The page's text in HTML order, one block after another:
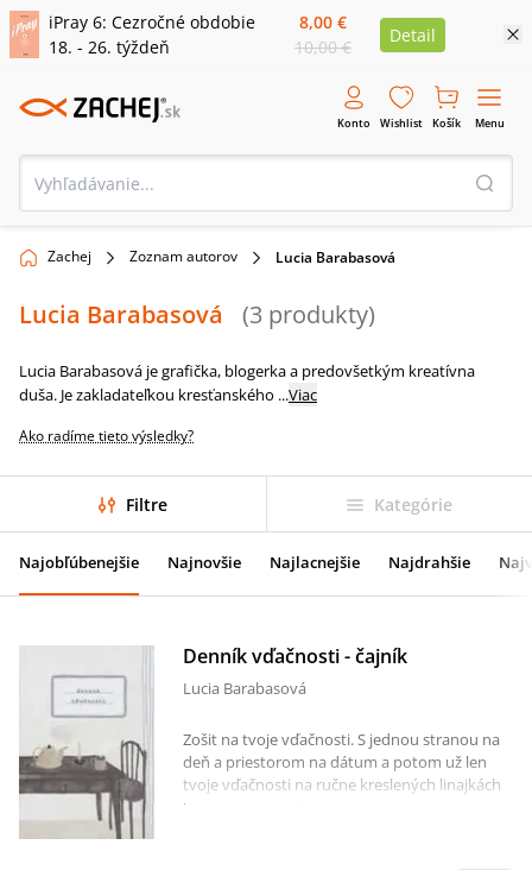
iPray 6: Cezročné obdobie
18. - 26. týždeň
8,00 €
10,00 €
Detail
Konto Wishlist Košík Menu
Zachej Zoznam autorov Lucia Barabasová
Lucia Barabasová (3 produkty)
Lucia Barabasová je grafička, blogerka a predovšetkým kreatívna
duša. Je zakladateľkou kresťanského ...Viac
Ako radíme tieto výsledky?
Filtre Kategórie
Najobľúbenejšie Najnovšie Najlacnejšie Najdrahšie
Denník vďačnosti - čajník
Lucia Barabasová
Zošit na tvoje vďačnosti. S jednou stranou na
deň a priestorom na dátum a potom už len
tvoje vďačnosti na ručne kreslených linajkách
tejto "písanky". Denníky majú mäkkú